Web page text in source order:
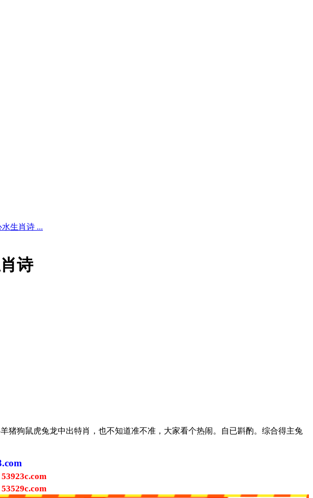
生肖诗 ...
诗
狗鼠虎兔龙中出特肖，也不知道准不准，大家看个热闹。自已斟酌。综合得主兔